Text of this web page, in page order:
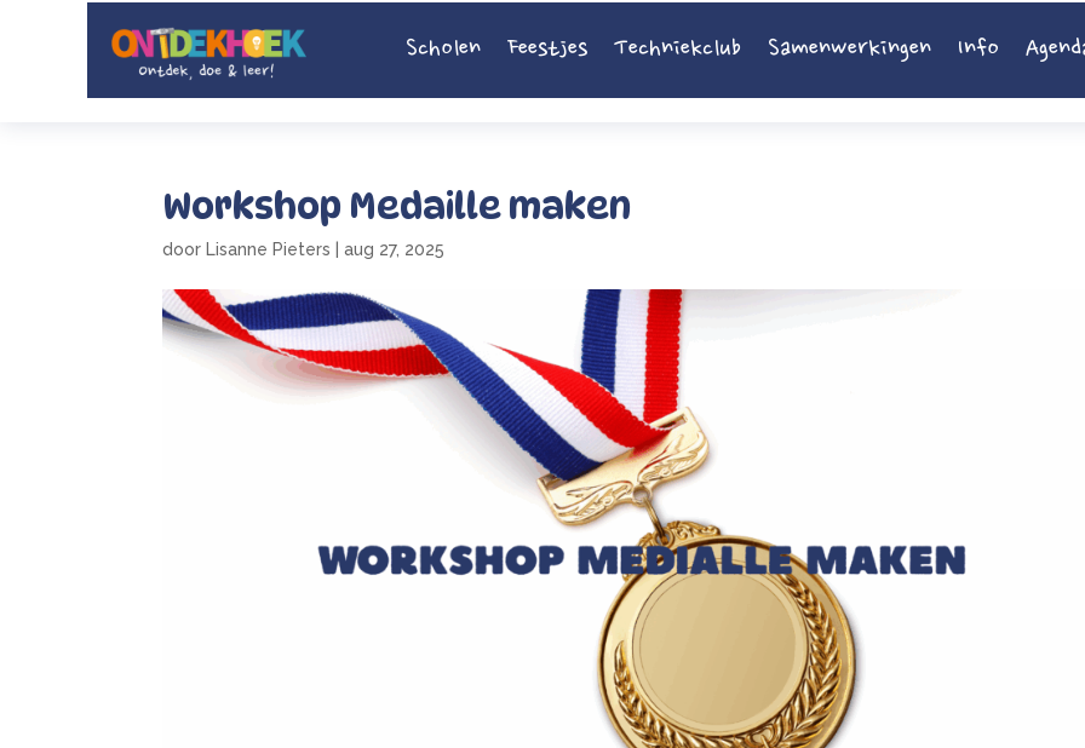
Scholen Feestjes Techniekclub Samenwerkingen Info
Workshop Medaille maken
door Lisanne Pieters |aug 27, 2025